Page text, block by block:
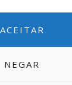
ACEITAR
NEGAR